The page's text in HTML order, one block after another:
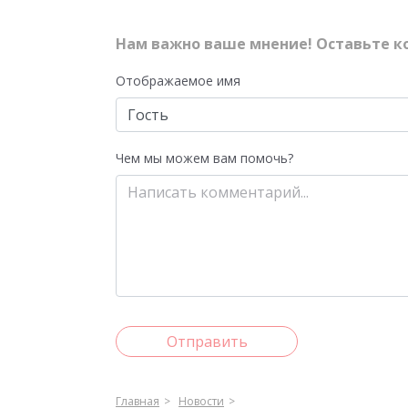
Нам важно ваше мнение! Оставьте
Отображаемое имя
Чем мы можем вам помочь?
Отправить
Главная
Новости